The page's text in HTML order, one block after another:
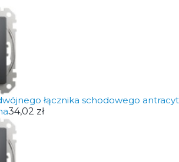
łącznika schodowego antracyt
34,02 zł